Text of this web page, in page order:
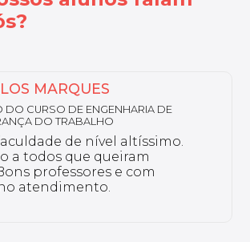
CURSO DE FARMÁCIA ESTÉTICA
Unyleya da pós-graduação
Idoso e Gerontologia. Não
a reclamar, a instituição é
tem professores bem